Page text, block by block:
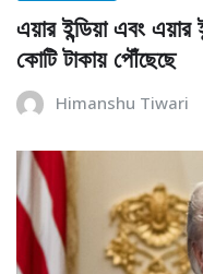
এয়ার ইন্ডিয়া এবং
কোটি টাকায় পৌঁছেছে
Himanshu Tiwari